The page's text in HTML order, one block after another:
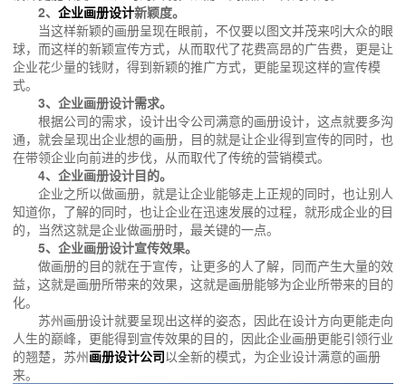
2、 企业画册设计新颖度。
当这样新颖的画册呈现在眼前，不仅要以图文并茂来吲大众的眼
球，而这样的新颖宣传方式，从而取代了花费高昂的广告费，更是让
企业花少量的钱财，得到新颖的推广方式，更能呈现这样的宣传模
式。
3、企业画册设计需求。
根据公司的需求，设计出令公司满意的画册设计，这点就要多沟
通，就会呈现出企业想的画册，目的就是让企业得到宣传的同时，也
在带领企业向前进的步伐，从而取代了传统的营销模式。
4、企业画册设计目的。
企业之所以做画册，就是让企业能够走上正规的同时，也让别人
知道你，了解的同时，也让企业在迅速发展的过程，就形成企业的目
的，当然这就是企业做画册时，最关键的一点。
5、企业画册设计宣传效果。
做画册的目的就在于宣传，让更多的人了解，同而产生大量的效
益，这就是画册所带来的效果，这就是画册能够为企业所带来的目的
化。
苏州画册设计就要呈现出这样的姿态，因此在设计方向更能走向
人生的巅峰，更能得到宣传效果的目的，因此企业画册更能引领行业
的翘楚，苏州画册设计公司以全新的模式，为企业设计满意的画册
来。